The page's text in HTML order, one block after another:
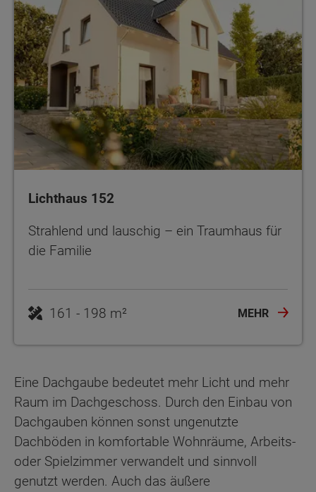
Lichthaus 152
Strahlend und lauschig – ein Traumhaus für
die Familie
161 - 198 m² MEHR
Eine Dachgaube bedeutet mehr Licht und mehr
Raum im Dachgeschoss. Durch den Einbau von
Dachgauben können sonst ungenutzte
Dachböden in komfortable Wohnräume, Arbeits-
oder Spielzimmer verwandelt und sinnvoll
genutzt werden. Auch das äußere